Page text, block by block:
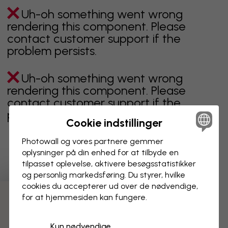
Uh-oh something went wrong
rendering this component. Please
contact customer support if the
problem persists.
Uh-oh something went wrong
rendering this component. Please
contact customer support if the
problem persists.
Viser side 1 af 5 sider
Opdag flere kategorier
Cookie indstillinger
Photowall og vores partnere gemmer
oplysninger på din enhed for at tilbyde en
tilpasset oplevelse, aktivere besøgs­statistikker
og personlig markedsføring. Du styrer, hvilke
cookies du accepterer ud over de nødvendige,
for at hjemmesiden kan fungere.